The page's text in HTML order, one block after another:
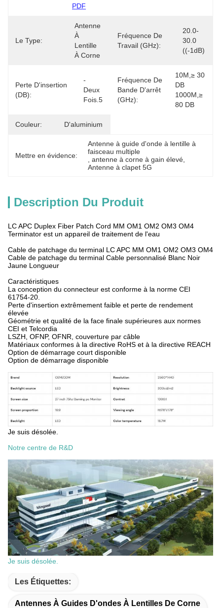
PDF
Le Type:
Antenne
À
Lentille
À Corne
Fréquence De
Travail (GHz):
20.0-
30.0
((-1dB)
Perte D'insertion
(dB):
-
Deux
Fois.5
Fréquence De
Bande D'arrêt
(GHz):
10M,≥ 30
DB
1000M,≥
80 DB
Couleur: D'aluminium
Mettre en évidence:
Antenne à guide d'onde à lentille à
faisceau multiple
, antenne à corne à gain élevé
Antenne à clapet 5G
Description Du Produit
LC APC Duplex Fiber Patch Cord MM OM1 OM2 OM3 OM4
Terminator est un appareil de traitement de l'eau
Cable de patchage du terminal LC APC MM OM1 OM2 OM3 OM4
Cable de patchage du terminal Cable personnalisé Blanc Noir
Jaune Longueur
Caractéristiques
La conception du connecteur est conforme à la norme CEI
61754-20.
Perte d'insertion extrêmement faible et perte de rendement
élevée
Géométrie et qualité de la face finale supérieures aux normes
CEI et Telcordia
LSZH, OFNP, OFNR, couverture par câble
Matériaux conformes à la directive RoHS et à la directive REACH
Option de démarrage court disponible
Option de démarrage disponible
Je suis désolée.
Notre centre de R&D
Je suis désolée.
Les Étiquettes:
Antennes À Guides D'ondes À Lentilles De Corne